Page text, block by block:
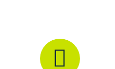
Semelle extérieure
d'arpenter vos itinéraires
Elle résiste aux